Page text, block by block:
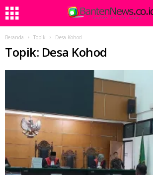
Beranda Topik Desa Kohod
Topik: Desa Kohod